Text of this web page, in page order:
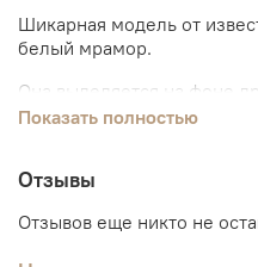
Шикарная модель от
белый мрамор.
Она выделяется на фоне
на четырех черных
краску.
Поверхность стола
Показать полностью
Отзывы
Отзывов еще никто не